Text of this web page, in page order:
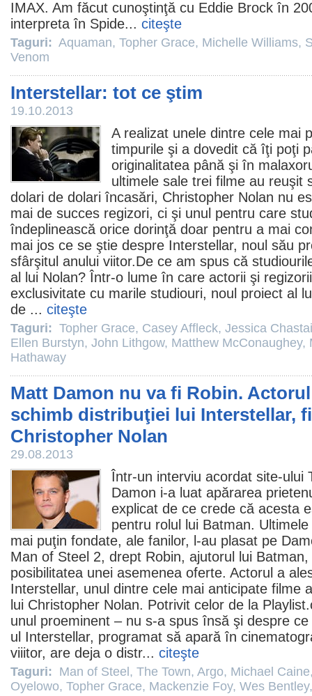
IMAX. Am făcut cunoştinţă cu Eddie Brock în
interpreta în Spide... citeşte
Taguri: Aquaman, Topher Grace, Michelle Williams,
Venom
Interstellar: tot ce ştim
19.10.2013
A realizat unele dintre cele mai
timpurile şi a dovedit că îţi poţi
originalitatea până şi în
ultimele sale trei filme au reuşit
dolari de dolari încasări, Christopher Nolan nu
mai de succes regizori, ci şi unul pentru care
îndeplinească orice dorinţă doar pentru a mai
mai jos ce se ştie despre Interstellar, noul său
sfârşitul anului viitor.De ce am spus că
al lui Nolan? Într-o lume în care actorii şi
exclusivitate cu marile studiouri, noul proiect al
de ... citeşte
Taguri: Topher Grace, Casey Affleck, Jessica
Ellen Burstyn, John Lithgow, Matthew McConaughey,
Hathaway
Matt Damon nu va fi Robin.
schimb distribuţiei lui Interstellar,
Christopher Nolan
29.08.2013
Într-un interviu acordat site-ului
Damon i-a luat apărarea
explicat de ce crede că acesta
pentru rolul lui Batman.
mai puţin fondate, ale fanilor, l-au plasat pe
Man of Steel 2, drept Robin, ajutorul lui
posibilitatea unei asemenea oferte. Actorul a
Interstellar, unul dintre cele mai anticipate filme
lui Christopher Nolan. Potrivit celor de la
unul proeminent – nu s-a spus însă şi despre
ul Interstellar, programat să apară în
viiitor, are deja o distr... citeşte
Taguri: Man of Steel , The Town, Argo, Michael Caine
Oyelowo, Topher Grace, Mackenzie Foy, Wes Bentley